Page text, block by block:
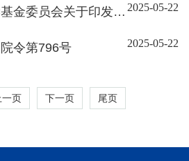
2025-05-22
金委员会关于印发
〕177号）
2025-05-22
令第796号
一页 下一页 尾页